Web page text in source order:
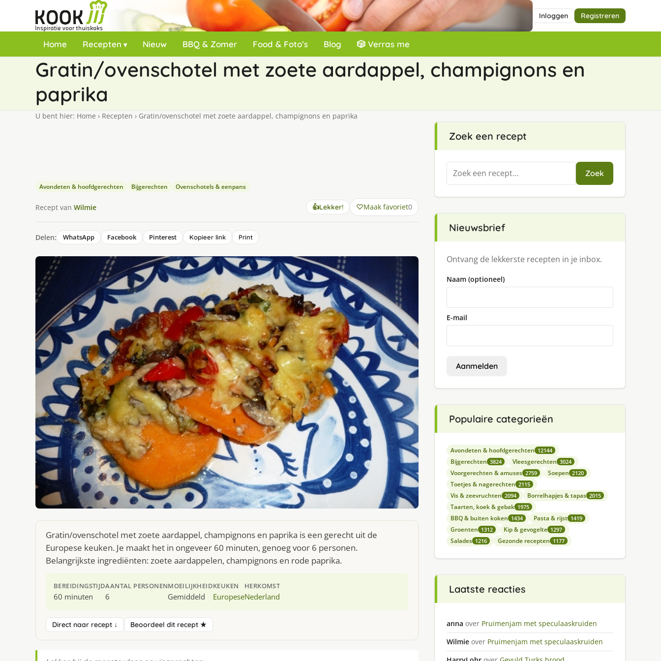
Inloggen Registreren
Home Recepten Nieuw BBQ & Zomer Food & Foto’s Blog 🎲 Verras me
Gratin/ovenschotel met zoete aardappel, champignons en
paprika
U bent hier: Home › Recepten › Gratin/ovenschotel met zoete aardappel, champignons en paprika
Avondeten & hoofdgerechten Bijgerechten Ovenschotels & eenpans
Recept van Wilmie 👍Lekker! Maak favoriet0
Delen: WhatsApp Facebook Pinterest Kopieer link Print
Gratin/ovenschotel met zoete aardappel, champignons en paprika is een gerecht uit de
Europese keuken. Je maakt het in ongeveer 60 minuten, genoeg voor 6 personen.
Belangrijkste ingrediënten: zoete aardappelen, champignons en rode paprika.
BEREIDINGSTIJD
60 minuten
AANTAL PERSONEN
6
MOEILIJKHEID
Gemiddeld
KEUKEN
Europese
HERKOMST
Nederland
Direct naar recept ↓ Beoordeel dit recept ★
Zoek een recept
Zoeken
naar:
Zoek
Nieuwsbrief
Ontvang de lekkerste recepten in je inbox.
Naam (optioneel)
E-mail
Aanmelden
Populaire categorieën
Avondeten & hoofdgerechten 12144
Bijgerechten 3824 Vleesgerechten 3024
Voorgerechten & amuses 2759 Soepen 2120
Toetjes & nagerechten 2115
Vis & zeevruchten 2094 Borrelhapjes & tapas 2015
Taarten, koek & gebak 1975
BBQ & buiten koken 1434 Pasta & rijst 1419
Groenten 1312 Kip & gevogelte 1297
Salades 1216 Gezonde recepten 1177
Laatste reacties
anna over Pruimenjam met speculaaskruiden
Wilmie over Pruimenjam met speculaaskruiden